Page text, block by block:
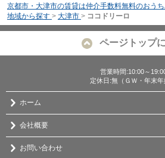
京都市・大津市の賃貸は仲介手数料無料のおう
地域から探す > 大津市 > ココドリーロ
ページトップ
営業時間:10:00～
定休日:無（ＧＷ・年末年
ホーム
会社概要
お問い合わせ